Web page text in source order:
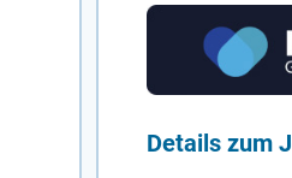
Details zum